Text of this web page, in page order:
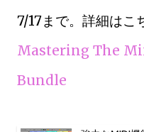
7/17まで。詳細はこ
Mastering The
Bundle